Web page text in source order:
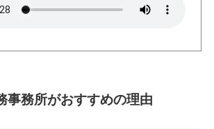
事務所がおすすめの理由